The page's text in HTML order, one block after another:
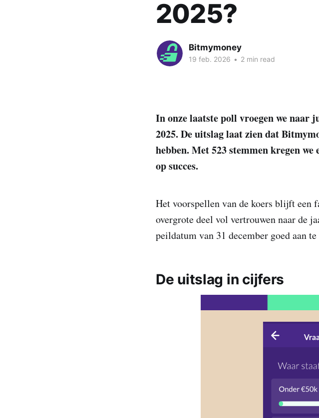
2025?
Bitmymoney
19 feb. 2026 • 2 min read
In onze laatste poll vroegen we naar
2025. De uitslag laat zien dat
hebben. Met 523 stemmen kregen
op succes.
Het voorspellen van de koers blijft een
overgrote deel vol vertrouwen naar de
peildatum van 31 december goed aan
De uitslag in cijfers